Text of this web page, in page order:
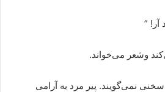
آر! ”
وشعر می‌خواند.
نمی‌گویند. پیر مرد به آرامی